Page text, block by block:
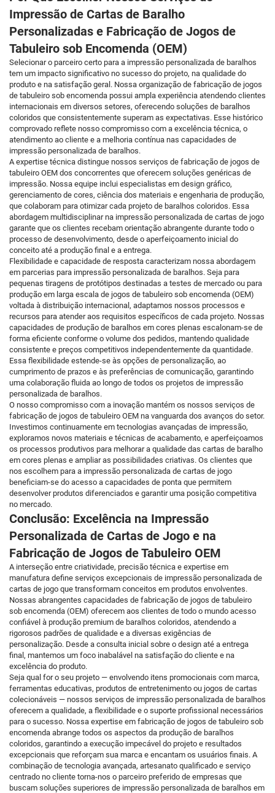
Impressão de Cartas de Baralho
Personalizadas e Fabricação de Jogos de
Tabuleiro sob Encomenda (OEM)
Selecionar o parceiro certo para a impressão personalizada de baralhos
tem um impacto significativo no sucesso do projeto, na qualidade do
produto e na satisfação geral. Nossa organização de fabricação de jogos
de tabuleiro sob encomenda possui ampla experiência atendendo clientes
internacionais em diversos setores, oferecendo soluções de baralhos
coloridos que consistentemente superam as expectativas. Esse histórico
comprovado reflete nosso compromisso com a excelência técnica, o
atendimento ao cliente e a melhoria contínua nas capacidades de
impressão personalizada de baralhos.
A expertise técnica distingue nossos serviços de fabricação de jogos de
tabuleiro OEM dos concorrentes que oferecem soluções genéricas de
impressão. Nossa equipe inclui especialistas em design gráfico,
gerenciamento de cores, ciência dos materiais e engenharia de produção,
que colaboram para otimizar cada projeto de baralhos coloridos. Essa
abordagem multidisciplinar na impressão personalizada de cartas de jogo
garante que os clientes recebam orientação abrangente durante todo o
processo de desenvolvimento, desde o aperfeiçoamento inicial do
conceito até a produção final e a entrega.
Flexibilidade e capacidade de resposta caracterizam nossa abordagem
em parcerias para impressão personalizada de baralhos. Seja para
pequenas tiragens de protótipos destinadas a testes de mercado ou para
produção em larga escala de jogos de tabuleiro sob encomenda (OEM)
voltada à distribuição internacional, adaptamos nossos processos e
recursos para atender aos requisitos específicos de cada projeto. Nossas
capacidades de produção de baralhos em cores plenas escalonam-se de
forma eficiente conforme o volume dos pedidos, mantendo qualidade
consistente e preços competitivos independentemente da quantidade.
Essa flexibilidade estende-se às opções de personalização, ao
cumprimento de prazos e às preferências de comunicação, garantindo
uma colaboração fluida ao longo de todos os projetos de impressão
personalizada de baralhos.
O nosso compromisso com a inovação mantém os nossos serviços de
fabricação de jogos de tabuleiro OEM na vanguarda dos avanços do setor.
Investimos continuamente em tecnologias avançadas de impressão,
exploramos novos materiais e técnicas de acabamento, e aperfeiçoamos
os processos produtivos para melhorar a qualidade das cartas de baralho
em cores plenas e ampliar as possibilidades criativas. Os clientes que
nos escolhem para a impressão personalizada de cartas de jogo
beneficiam-se do acesso a capacidades de ponta que permitem
desenvolver produtos diferenciados e garantir uma posição competitiva
no mercado.
Conclusão: Excelência na Impressão
Personalizada de Cartas de Jogo e na
Fabricação de Jogos de Tabuleiro OEM
A interseção entre criatividade, precisão técnica e expertise em
manufatura define serviços excepcionais de impressão personalizada de
cartas de jogo que transformam conceitos em produtos envolventes.
Nossas abrangentes capacidades de fabricação de jogos de tabuleiro
sob encomenda (OEM) oferecem aos clientes de todo o mundo acesso
confiável à produção premium de baralhos coloridos, atendendo a
rigorosos padrões de qualidade e a diversas exigências de
personalização. Desde a consulta inicial sobre o design até a entrega
final, mantemos um foco inabalável na satisfação do cliente e na
excelência do produto.
Seja qual for o seu projeto — envolvendo itens promocionais com marca,
ferramentas educativas, produtos de entretenimento ou jogos de cartas
colecionáveis — nossos serviços de impressão personalizada de baralhos
oferecem a qualidade, a flexibilidade e o suporte profissional necessários
para o sucesso. Nossa expertise em fabricação de jogos de tabuleiro sob
encomenda abrange todos os aspectos da produção de baralhos
coloridos, garantindo a execução impecável do projeto e resultados
excepcionais que reforçam sua marca e encantam os usuários finais. A
combinação de tecnologia avançada, artesanato qualificado e serviço
centrado no cliente torna-nos o parceiro preferido de empresas que
buscam soluções superiores de impressão personalizada de baralhos em